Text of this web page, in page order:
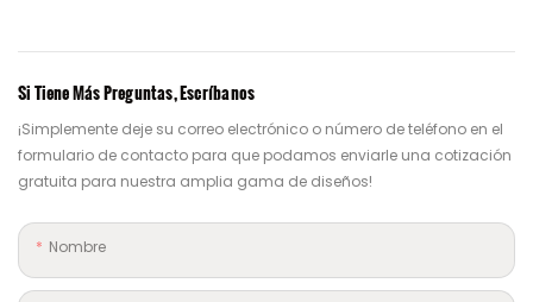
Si Tiene Más Preguntas, Escríbanos
¡Simplemente deje su correo electrónico o número de teléfono en el
formulario de contacto para que podamos enviarle una cotización
gratuita para nuestra amplia gama de diseños!
Nombre